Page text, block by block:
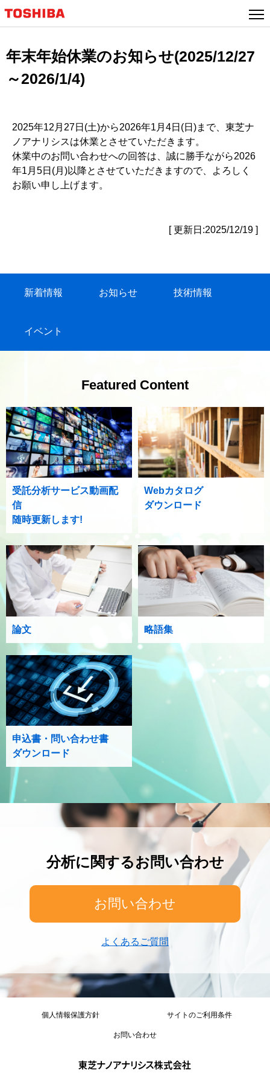
年末年始休業のお知らせ(2025/12/27
～2026/1/4)
2025年12月27日(土)から2026年1月4日(日)まで、東芝ナ
ノアナリシスは休業とさせていただきます。
休業中のお問い合わせへの回答は、誠に勝手ながら2026
年1月5日(月)以降とさせていただきますので、よろしく
お願い申し上げます。
[ 更新日:2025/12/19 ]
新着情報 お知らせ 技術情報
イベント
Featured Content
受託分析サービス動画配
信
随時更新します!
Webカタログ
ダウンロード
論文 略語集
申込書・問い合わせ書
ダウンロード
分析に関するお問い合わせ
お問い合わせ
よくあるご質問
個人情報保護方針 サイトのご利用条件
お問い合わせ